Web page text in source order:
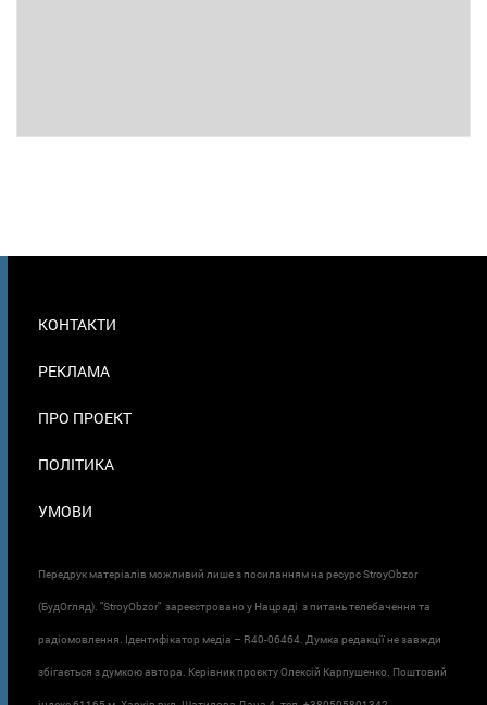
В
КОНТАКТИ
РЕКЛАМА
ПРО ПРОЕКТ
ПОЛІТИКА
УМОВИ
Передрук матеріалів можливий лише з посиланням на ресурс StroyObzor
(БудОгляд). "StroyObzor" зареєстровано у Нацраді з питань телебачення та
радіомовлення. Ідентифікатор медіа – R40-06464. Думка редакції не завжди
збігається з думкою автора. Керівник проєкту Олексій Карпушенко. Поштовий